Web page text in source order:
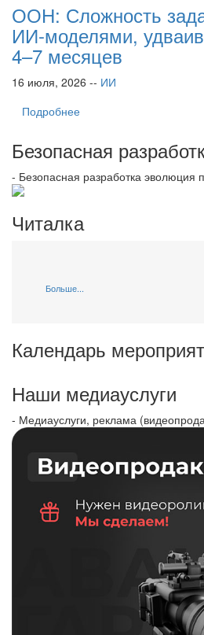
ООН: Сложность
ИИ-моделями,
4–7 месяцев
16 июля, 2026 -- ИИ
Подробнее
Безопасная
- Безопасная разработка эволюция
Читалка
Больше...
Календарь
Наши медиауслуги
- Медиауслуги, реклама